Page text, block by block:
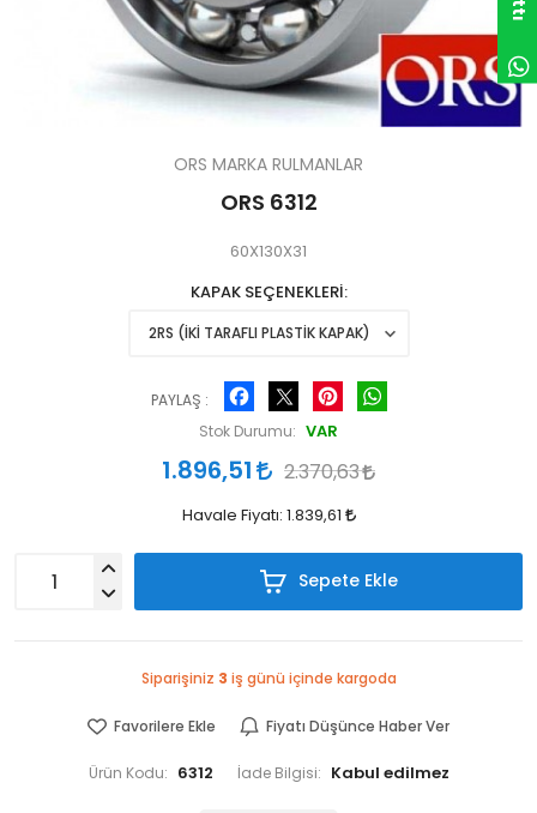
ORS MARKA RULMANLAR
ORS 6312
60X130X31
KAPAK SEÇENEKLERİ
PAYLAŞ :
Facebook Pinterest
Stok Durumu: VAR
1.896,51 2.370,63
Havale Fiyatı: 1.839,61
Sepete Ekle
Siparişiniz 3 iş günü içinde kargoda
Favorilere Ekle Fiyatı Düşünce Haber Ver
Ürün Kodu: 6312 İade Bilgisi: